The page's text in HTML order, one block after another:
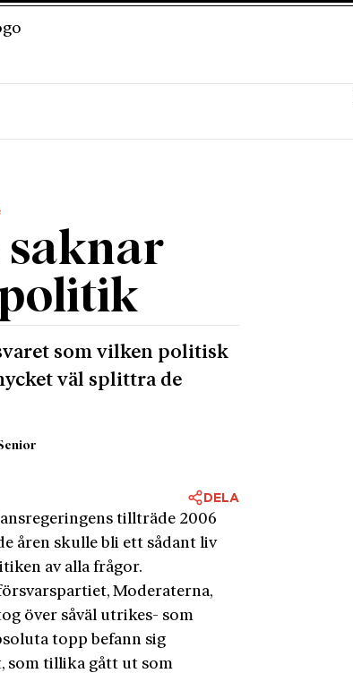
saknar
som vilken politisk
väl splittra de
DELA
tillträde 2006
åren skulle bli ett sådant liv
av alla frågor.
Moderaterna,
över såväl utrikes- som
topp befann sig
som tillika gått ut som